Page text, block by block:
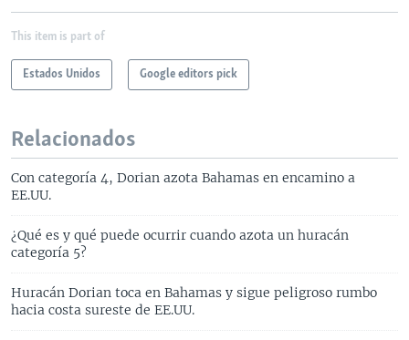
This item is part of
Estados Unidos Google editors pick
Relacionados
Con categoría 4, Dorian azota Bahamas en encamino a
EE.UU.
¿Qué es y qué puede ocurrir cuando azota un huracán
categoría 5?
Huracán Dorian toca en Bahamas y sigue peligroso rumbo
hacia costa sureste de EE.UU.